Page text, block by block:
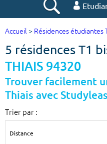
Votre
Ville, école
Accueil > Résidences étudiantes
5 résidences T1
THIAIS 94320
Trouver facilement
Thiais avec
Trier par :